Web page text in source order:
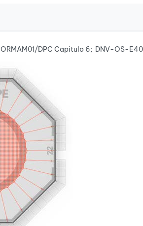
DPC Capitulo 6; DNV-OS-